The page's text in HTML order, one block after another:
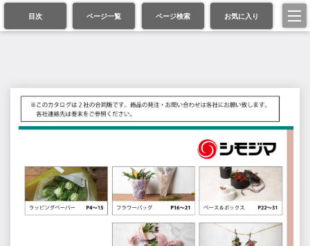
目次 ページ一覧 ページ検索 お気に入り